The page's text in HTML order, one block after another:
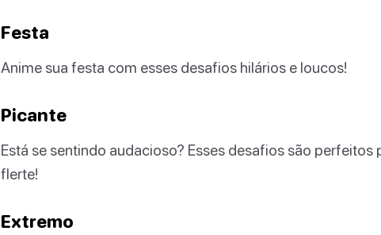
Festa
Anime sua festa com esses desafios hilários e loucos!
Picante
Está se sentindo audacioso? Esses desafios são perfeitos
flerte!
Extremo